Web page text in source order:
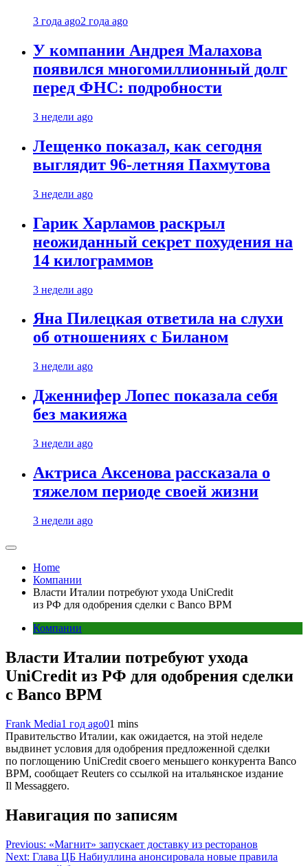
3 года ago2 года ago
У компании Андрея Малахова
появился многомиллионный долг
перед ФНС: подробности
3 недели ago
Лещенко показал, как сегодня
выглядит 96-летняя Пахмутова
3 недели ago
Гарик Харламов раскрыл
неожиданный секрет похудения на
14 килограммов
3 недели ago
Яна Пилецкая ответила на слухи
об отношениях с Биланом
3 недели ago
Дженнифер Лопес показала себя
без макияжа
3 недели ago
Актриса Аксенова рассказала о
тяжелом периоде своей жизни
3 недели ago
Home
Компании
Власти Италии потребуют ухода UniCredit
из РФ для одобрения сделки с Banco BPM
Компании
Власти Италии потребуют ухода
UniCredit из РФ для одобрения сделки
с Banco BPM
Frank Media1 год ago01 mins
Правительство Италии, как ожидается, на этой неделе
выдвинет условия для одобрения предложенной сделки
по поглощению UniCredit своего меньшего конкурента Banco
BPM, сообщает Reuters со ссылкой на итальянское издание
Il Messaggero.
Навигация по записям
Previous: «Магнит» запускает доставку из ресторанов
Next: Глава ЦБ Набиуллина анонсировала новые правила